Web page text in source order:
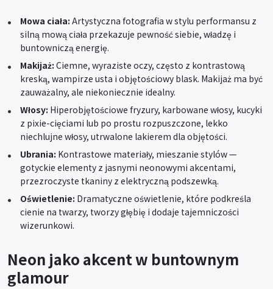
Mowa ciała: Artystyczna fotografia w stylu performansu z
silną mową ciała przekazuje pewność siebie, władzę i
buntowniczą energię.
Makijaż: Ciemne, wyraziste oczy, często z kontrastową
kreską, wampirze usta i objętościowy blask. Makijaż ma być
zauważalny, ale niekoniecznie idealny.
Włosy: Hiperobjętościowe fryzury, karbowane włosy, kucyki
z pixie-cięciami lub po prostu rozpuszczone, lekko
niechlujne włosy, utrwalone lakierem dla objętości.
Ubrania: Kontrastowe materiały, mieszanie stylów —
gotyckie elementy z jasnymi neonowymi akcentami,
przezroczyste tkaniny z elektryczną podszewką.
Oświetlenie: Dramatyczne oświetlenie, które podkreśla
cienie na twarzy, tworzy głębię i dodaje tajemniczości
wizerunkowi.
Neon jako akcent w buntownym
glamour